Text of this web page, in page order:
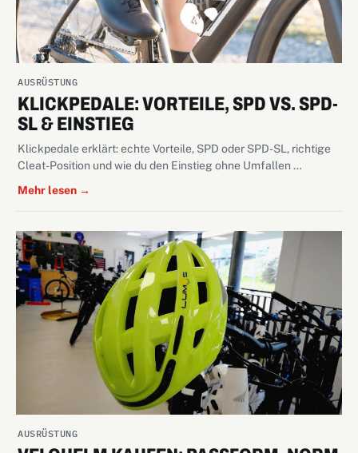
AUSRÜSTUNG
KLICKPEDALE: VORTEILE, SPD VS. SPD-
SL & EINSTIEG
Klickpedale erklärt: echte Vorteile, SPD oder SPD-SL, richtige
Cleat-Position und wie du den Einstieg ohne Umfallen …
Mehr lesen →
AUSRÜSTUNG